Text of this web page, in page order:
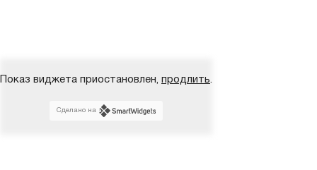
Показ виджета приостановлен, продлить.
Сделано на